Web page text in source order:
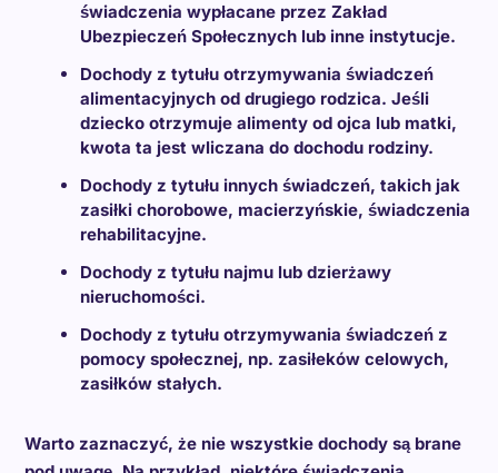
świadczenia wypłacane przez Zakład
Ubezpieczeń Społecznych lub inne instytucje.
Dochody z tytułu otrzymywania świadczeń
alimentacyjnych od drugiego rodzica. Jeśli
dziecko otrzymuje alimenty od ojca lub matki,
kwota ta jest wliczana do dochodu rodziny.
Dochody z tytułu innych świadczeń, takich jak
zasiłki chorobowe, macierzyńskie, świadczenia
rehabilitacyjne.
Dochody z tytułu najmu lub dzierżawy
nieruchomości.
Dochody z tytułu otrzymywania świadczeń z
pomocy społecznej, np. zasiłeków celowych,
zasiłków stałych.
Warto zaznaczyć, że nie wszystkie dochody są brane